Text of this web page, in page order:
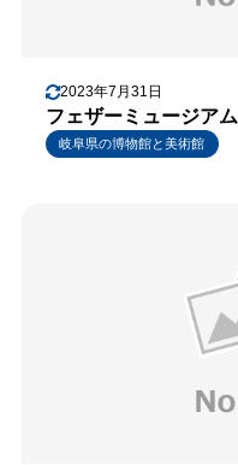
2023年7月31日
フェザーミュージアム
岐阜県の博物館と美術館